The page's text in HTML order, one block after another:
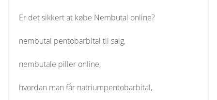
Er det sikkert at købe Nembutal online?
nembutal pentobarbital til salg,
nembutale piller online,
hvordan man får natriumpentobarbital,